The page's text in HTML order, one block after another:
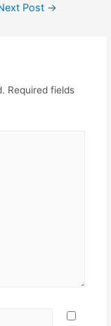
Post →
Required fields